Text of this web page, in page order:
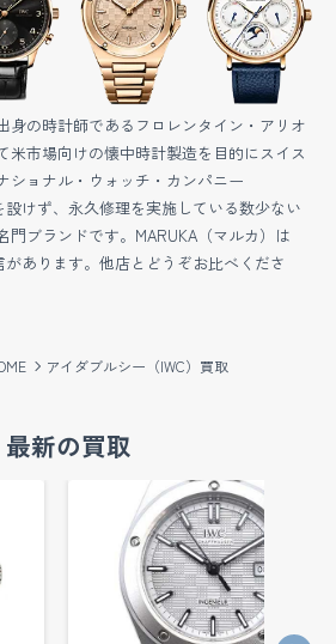
身の時計師であるフロレンタイン・アリオ
米市場向けの懐中時計製造を目的にスイス
ショナル・ウォッチ・カンパニー
設けず、永久修理を実施している数少ない
門ブランドです。MARUKA（マルカ）は
があります。他店とどうぞお比べくださ
アイダブルシー（IWC）買取
最新の買取